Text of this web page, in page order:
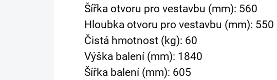
Šířka otvoru pro vestavbu (mm): 560
Hloubka otvoru pro vestavbu (mm): 550
Čistá hmotnost (kg): 60
Výška balení (mm): 1840
Šířka balení (mm): 605